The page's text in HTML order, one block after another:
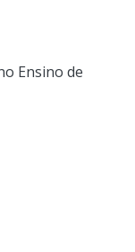
Ensino de